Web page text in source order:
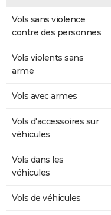
Vols sans violence
contre des personnes
Vols violents sans
arme
Vols avec armes
Vols d'accessoires sur
véhicules
Vols dans les
véhicules
Vols de véhicules